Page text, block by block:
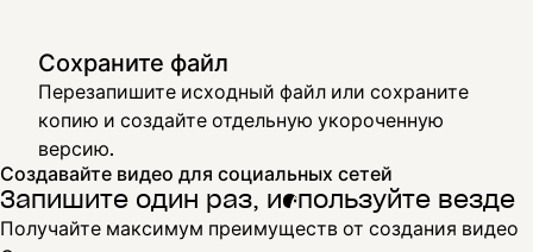
Сохраните файл
Перезапишите исходный файл или сохраните
копию и создайте отдельную укороченную
версию.
Создавайте видео для социальных сетей
Запишите один раз, используйте везде
Получайте максимум преимуществ от создания видео